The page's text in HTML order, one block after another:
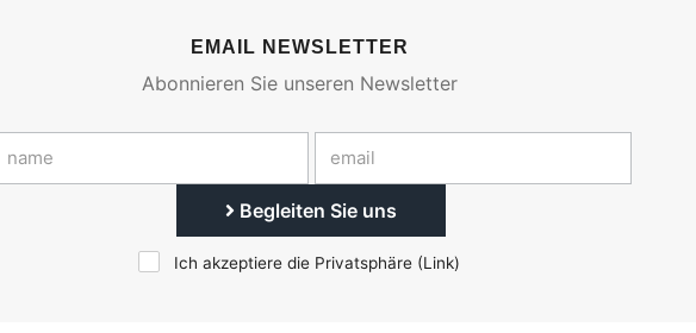
EMAIL NEWSLETTER
Abonnieren Sie unseren Newsletter
Begleiten Sie uns
Ich akzeptiere die Privatsphäre (Link)